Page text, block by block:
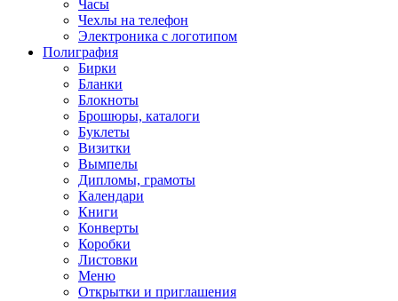
Часы
Чехлы на телефон
Электроника с логотипом
Полиграфия
Бирки
Бланки
Блокноты
Брошюры, каталоги
Буклеты
Визитки
Вымпелы
Дипломы, грамоты
Календари
Книги
Конверты
Коробки
Листовки
Меню
Открытки и приглашения